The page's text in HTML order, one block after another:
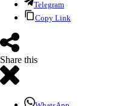
Telegram
Copy Link
Share this